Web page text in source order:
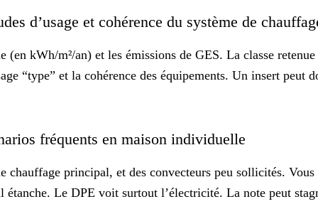
d’usage et cohérence du système de
(en kWh/m²/an) et les émissions de GES. La classe
“type” et la cohérence des équipements. Un insert peut
fréquents en maison individuelle
principal, et des convecteurs peu sollicités.
Le DPE voit surtout l’électricité. La note peut